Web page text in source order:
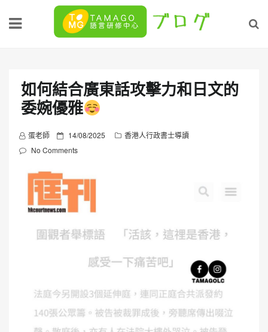
如何結合廣東話攻擊力和日文的
委婉優雅
蛋老師
P
o
t
e
d
n
14/08/2025
香港人行政書士導讀
No Comments